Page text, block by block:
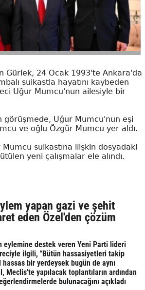
Gürlek, 24 Ocak 1993'te Ankara'da
suikastla hayatını kaybeden
Uğur Mumcu'nun ailesiyle bir
görüşmede, Uğur Mumcu'nun eşi
ve oğlu Özgür Mumcu yer aldı.
suikastına ilişkin dosyadaki
yeni çalışmalar ele alındı.
yapan gazi ve şehit
eden Özel'den çözüm
eylemine destek veren Yeni Parti lideri
ilgili, "Bütün hassasiyetleri takip
bir yerdeysek bugün de aynı
Meclis'te yapılacak toplantıların ardından
bulunacağını açıkladı